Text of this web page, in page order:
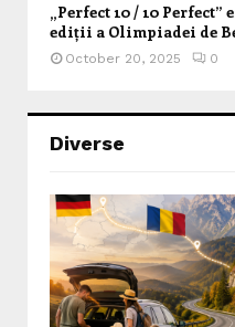
„Perfect 10 / 10 Perfect”
ediții a Olimpiadei de
October 20, 2025 0
Diverse